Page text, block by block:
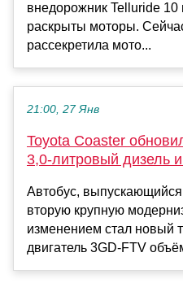
внедорожник Telluride 10
раскрыты моторы.
рассекретила мото...
21:00, 27 Янв
Toyota Coaster
3,0-литровый дизель
Автобус,
вторую крупную
изменением стал новый
двигатель 3GD-FTV